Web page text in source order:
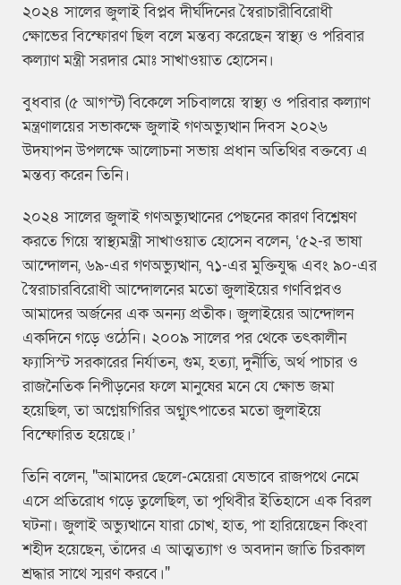
২০২৪ সালের জুলাই বিপ্লব দীর্ঘদিনের স্বৈরাচারীবিরোধী
ক্ষোভের বিস্ফোরণ ছিল বলে মন্তব্য করেছেন স্বাস্থ্য ও পরিবার
কল্যাণ মন্ত্রী সরদার মোঃ সাখাওয়াত হোসেন।
বুধবার (৫ আগস্ট) বিকেলে সচিবালয়ে স্বাস্থ্য ও পরিবার কল্যাণ
মন্ত্রণালয়ের সভাকক্ষে জুলাই গণঅভ্যুত্থান দিবস ২০২৬
উদযাপন উপলক্ষে আলোচনা সভায় প্রধান অতিথির বক্তব্যে এ
মন্তব্য করেন তিনি।
২০২৪ সালের জুলাই গণঅভ্যুত্থানের পেছনের কারণ বিশ্লেষণ
করতে গিয়ে স্বাস্থ্যমন্ত্রী সাখাওয়াত হোসেন বলেন, ‘৫২-র ভাষা
আন্দোলন, ৬৯-এর গণঅভ্যুত্থান, ৭১-এর মুক্তিযুদ্ধ এবং ৯০-এর
স্বৈরাচারবিরোধী আন্দোলনের মতো জুলাইয়ের গণবিপ্লবও
আমাদের অর্জনের এক অনন্য প্রতীক। জুলাইয়ের আন্দোলন
একদিনে গড়ে ওঠেনি। ২০০৯ সালের পর থেকে তৎকালীন
ফ্যাসিস্ট সরকারের নির্যাতন, গুম, হত্যা, দুর্নীতি, অর্থ পাচার ও
রাজনৈতিক নিপীড়নের ফলে মানুষের মনে যে ক্ষোভ জমা
হয়েছিল, তা অগ্নেয়গিরির অগ্ন্যুৎপাতের মতো জুলাইয়ে
বিস্ফোরিত হয়েছে।’
তিনি বলেন, "আমাদের ছেলে-মেয়েরা যেভাবে রাজপথে নেমে
এসে প্রতিরোধ গড়ে তুলেছিল, তা পৃথিবীর ইতিহাসে এক বিরল
ঘটনা। জুলাই অভ্যুত্থানে যারা চোখ, হাত, পা হারিয়েছেন কিংবা
শহীদ হয়েছেন, তাঁদের এ আত্মত্যাগ ও অবদান জাতি চিরকাল
শ্রদ্ধার সাথে স্মরণ করবে।"